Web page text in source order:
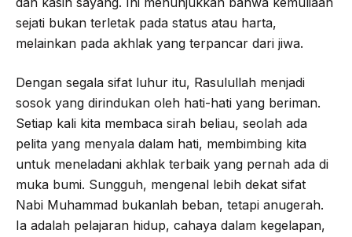
sejati bukan terletak pada status atau harta,
melainkan pada akhlak yang terpancar dari jiwa.
Dengan segala sifat luhur itu, Rasulullah menjadi
sosok yang dirindukan oleh hati-hati yang beriman.
Setiap kali kita membaca sirah beliau, seolah ada
pelita yang menyala dalam hati, membimbing kita
untuk meneladani akhlak terbaik yang pernah ada di
muka bumi. Sungguh, mengenal lebih dekat sifat
Nabi Muhammad bukanlah beban, tetapi anugerah.
Ia adalah pelajaran hidup, cahaya dalam kegelapan,